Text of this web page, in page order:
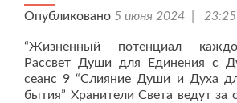
Опубликовано 5 июня 2024 | 23:25
“Жизненный потенциал
Рассвет Души для Единения с
сеанс 9 “Слияние Души и Духа
бытия” Хранители Света ведут за